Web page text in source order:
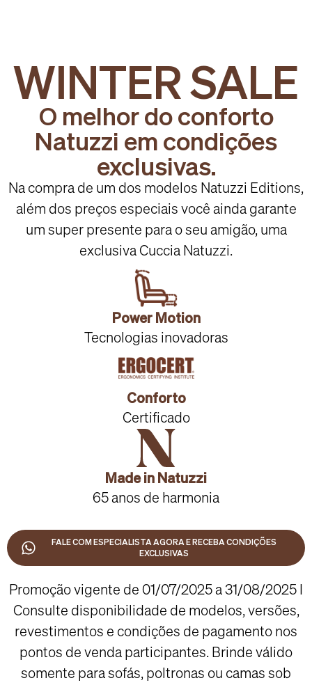
WINTER SALE
O melhor do conforto
Natuzzi em condições
exclusivas.
Na compra de um dos modelos Natuzzi Editions,
além dos preços especiais você ainda garante
um super presente para o seu amigão, uma
exclusiva Cuccia Natuzzi.
Power Motion
Tecnologias inovadoras
Conforto
Certificado
Made in Natuzzi
65 anos de harmonia
FALE COM ESPECIALISTA AGORA E RECEBA CONDIÇÕES
EXCLUSIVAS
Promoção vigente de 01/07/2025 a 31/08/2025 I
Consulte disponibilidade de modelos, versões,
revestimentos e condições de pagamento nos
pontos de venda participantes. Brinde válido
somente para sofás, poltronas ou camas sob